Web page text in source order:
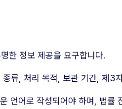
한 정보 제공을 요구합니다.
류, 처리 목적, 보관 기간, 제3
언어로 작성되어야 하며, 법률